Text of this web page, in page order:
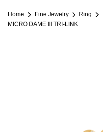
.925 Sterling
Home Fine Jewelry Ring
MICRO DAME III TRI-LINK